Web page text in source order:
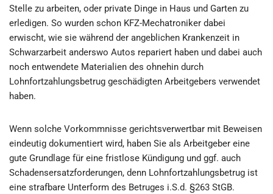
Stelle zu arbeiten, oder private Dinge in Haus und Garten zu
erledigen. So wurden schon KFZ-Mechatroniker dabei
erwischt, wie sie während der angeblichen Krankenzeit in
Schwarzarbeit anderswo Autos repariert haben und dabei auch
noch entwendete Materialien des ohnehin durch
Lohnfortzahlungsbetrug geschädigten Arbeitgebers verwendet
haben.
Wenn solche Vorkommnisse gerichtsverwertbar mit Beweisen
eindeutig dokumentiert wird, haben Sie als Arbeitgeber eine
gute Grundlage für eine fristlose Kündigung und ggf. auch
Schadensersatzforderungen, denn Lohnfortzahlungsbetrug ist
eine strafbare Unterform des Betruges i.S.d. §263 StGB.